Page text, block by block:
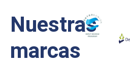
Nuestras
marcas